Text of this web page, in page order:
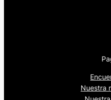
Nuestra